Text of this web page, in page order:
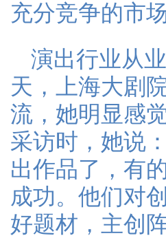
充分竞争的市
演出行业从
天，上海大剧
流，她明显感
采访时，她说
出作品了，有
成功。他们对
好题材，主创